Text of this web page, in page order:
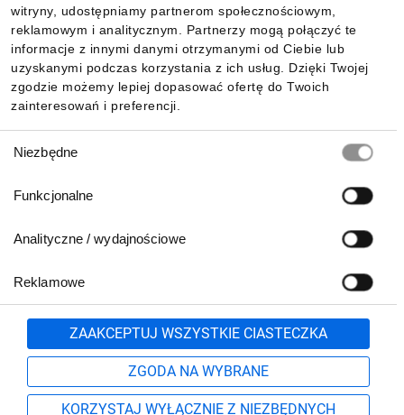
witryny, udostępniamy partnerom społecznościowym,
reklamowym i analitycznym. Partnerzy mogą połączyć te
informacje z innymi danymi otrzymanymi od Ciebie lub
uzyskanymi podczas korzystania z ich usług. Dzięki Twojej
zgodzie możemy lepiej dopasować ofertę do Twoich
zainteresowań i preferencji.
zgody
Niezbędne
Funkcjonalne
Analityczne / wydajnościowe
Reklamowe
ZAAKCEPTUJ WSZYSTKIE CIASTECZKA
ZGODA NA WYBRANE
KORZYSTAJ WYŁĄCZNIE Z NIEZBĘDNYCH
Pobierz naszą aplikację mobilną:
801 500 700 lub
71 37 61 600
Formularz kontaktowy